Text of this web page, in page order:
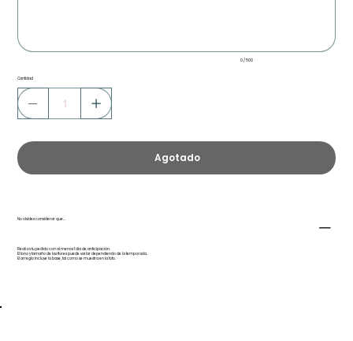
0 / 500
Cantidad
Agotado
No olvides considerar que...
Realiza tu pedido con al menos 1 día de anticipación.
El tono y tamaño de las flores puede variar dependiendo de la temporada.
El arreglo incluye la base, tal como se muestra en la foto.